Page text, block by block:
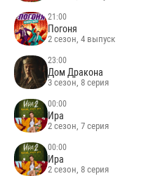
21:00
Погоня
2 сезон, 4 выпуск
23:00
Дом Дракона
3 сезон, 8 серия
00:00
Ира
2 сезон, 7 серия
00:00
Ира
2 сезон, 8 серия